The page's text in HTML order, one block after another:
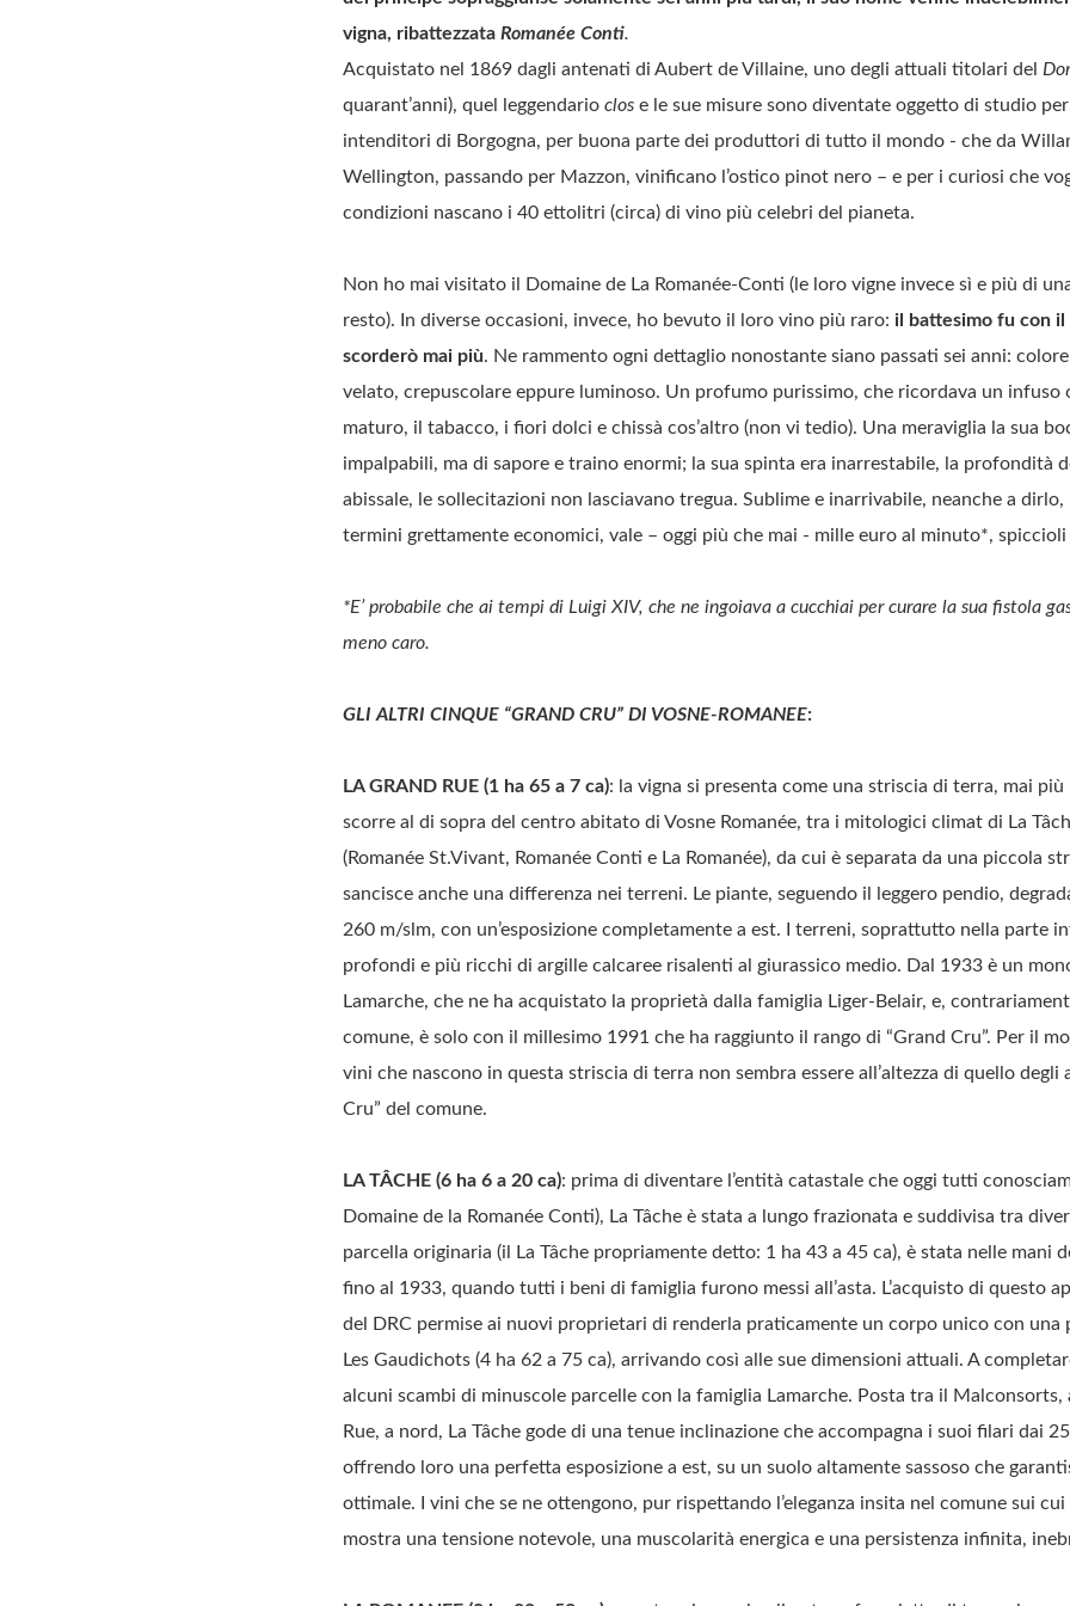
vigna, ribattezzata Romanée Conti.
Acquistato nel 1869 dagli antenati di Aubert de Villaine, uno degli attuali titolari del
quarant’anni), quel leggendario clos e le sue misure sono diventate oggetto di studio
intenditori di Borgogna, per buona parte dei produttori di tutto il mondo - che da
Wellington, passando per Mazzon, vinificano l’ostico pinot nero – e per i curiosi che
condizioni nascano i 40 ettolitri (circa) di vino più celebri del pianeta.
Non ho mai visitato il Domaine de La Romanée-Conti (le loro vigne invece sì e più di
resto). In diverse occasioni, invece, ho bevuto il loro vino più raro: il battesimo fu con il
scorderò mai più. Ne rammento ogni dettaglio nonostante siano passati sei anni:
velato, crepuscolare eppure luminoso. Un profumo purissimo, che ricordava un infuso
maturo, il tabacco, i fiori dolci e chissà cos’altro (non vi tedio). Una meraviglia la sua
impalpabili, ma di sapore e traino enormi; la sua spinta era inarrestabile, la profondità
abissale, le sollecitazioni non lasciavano tregua. Sublime e inarrivabile, neanche a dirlo,
termini grettamente economici, vale – oggi più che mai - mille euro al minuto*,
*E’ probabile che ai tempi di Luigi XIV, che ne ingoiava a cucchiai per curare la sua fistola
meno caro.
GLI ALTRI CINQUE “GRAND CRU” DI VOSNE-ROMANEE:
LA GRAND RUE (1 ha 65 a 7 ca): la vigna si presenta come una striscia di terra, mai
scorre al di sopra del centro abitato di Vosne Romanée, tra i mitologici climat di La
(Romanée St.Vivant, Romanée Conti e La Romanée), da cui è separata da una piccola
sancisce anche una differenza nei terreni. Le piante, seguendo il leggero pendio,
260 m/slm, con un’esposizione completamente a est. I terreni, soprattutto nella parte
profondi e più ricchi di argille calcaree risalenti al giurassico medio. Dal 1933 è un
Lamarche, che ne ha acquistato la proprietà dalla famiglia Liger-Belair, e,
comune, è solo con il millesimo 1991 che ha raggiunto il rango di “Grand Cru”. Per il
vini che nascono in questa striscia di terra non sembra essere all’altezza di quello degli
Cru” del comune.
LA TÂCHE (6 ha 6 a 20 ca): prima di diventare l’entità catastale che oggi tutti
Domaine de la Romanée Conti), La Tâche è stata a lungo frazionata e suddivisa tra
parcella originaria (il La Tâche propriamente detto: 1 ha 43 a 45 ca), è stata nelle mani
fino al 1933, quando tutti i beni di famiglia furono messi all’asta. L’acquisto di questo
del DRC permise ai nuovi proprietari di renderla praticamente un corpo unico con una
Les Gaudichots (4 ha 62 a 75 ca), arrivando così alle sue dimensioni attuali. A
alcuni scambi di minuscole parcelle con la famiglia Lamarche. Posta tra il Malconsorts,
Rue, a nord, La Tâche gode di una tenue inclinazione che accompagna i suoi filari dai
offrendo loro una perfetta esposizione a est, su un suolo altamente sassoso che
ottimale. I vini che se ne ottengono, pur rispettando l’eleganza insita nel comune sui
mostra una tensione notevole, una muscolarità energica e una persistenza infinita,